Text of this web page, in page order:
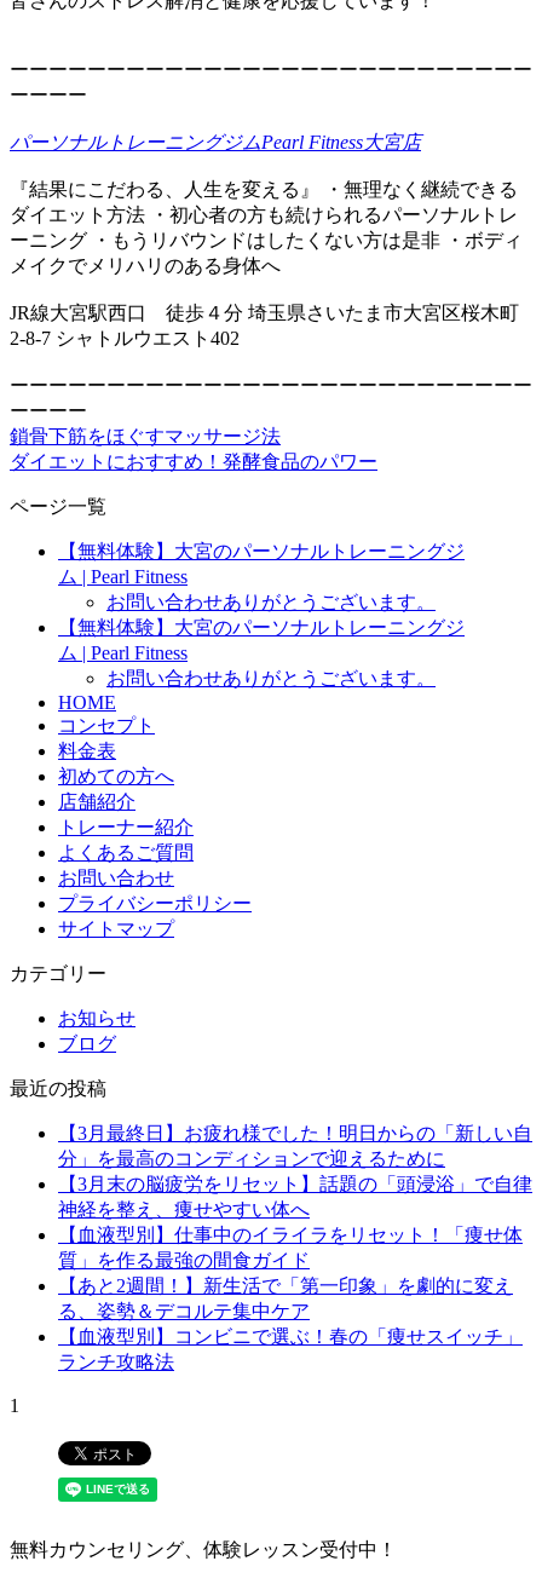
ーーーーーーーーーーーーーーーーーーーーーーーーーーー
ーーーー
パーソナルトレーニングジムPearl Fitness大宮店
『結果にこだわる、人生を変える』 ・無理なく継続できる
ダイエット方法 ・初心者の方も続けられるパーソナルトレ
ーニング ・もうリバウンドはしたくない方は是非 ・ボディ
メイクでメリハリのある身体へ
JR線大宮駅西口 徒歩４分 埼玉県さいたま市大宮区桜木町
2-8-7 シャトルウエスト402
ーーーーーーーーーーーーーーーーーーーーーーーーーーー
ーーーー
鎖骨下筋をほぐすマッサージ法
ダイエットにおすすめ！発酵食品のパワー
ページ一覧
【無料体験】大宮のパーソナルトレーニングジ
ム | Pearl Fitness
お問い合わせありがとうございます。
【無料体験】大宮のパーソナルトレーニングジ
ム | Pearl Fitness
お問い合わせありがとうございます。
HOME
コンセプト
料金表
初めての方へ
店舗紹介
トレーナー紹介
よくあるご質問
お問い合わせ
プライバシーポリシー
サイトマップ
カテゴリー
お知らせ
ブログ
最近の投稿
【3月最終日】お疲れ様でした！明日からの「新しい自
分」を最高のコンディションで迎えるために
【3月末の脳疲労をリセット】話題の「頭浸浴」で自律
神経を整え、痩せやすい体へ
【血液型別】仕事中のイライラをリセット！「痩せ体
質」を作る最強の間食ガイド
【あと2週間！】新生活で「第一印象」を劇的に変え
る、姿勢＆デコルテ集中ケア
【血液型別】コンビニで選ぶ！春の「痩せスイッチ」
ランチ攻略法
1
無料カウンセリング、体験レッスン受付中！